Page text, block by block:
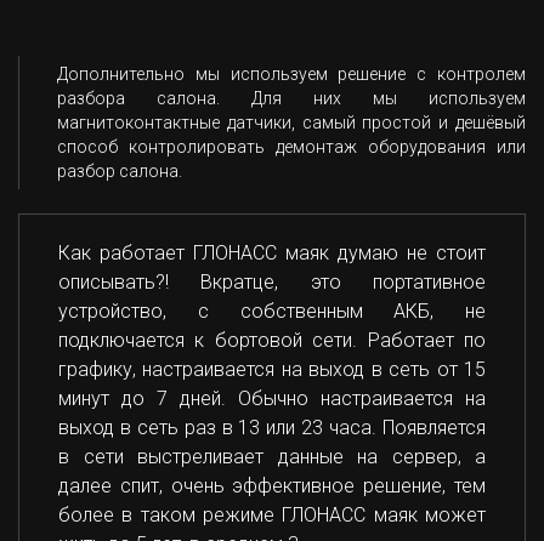
Дополнительно мы используем решение с контролем
разбора салона. Для них мы используем
магнитоконтактные датчики, самый простой и дешёвый
способ контролировать демонтаж оборудования или
разбор салона.
Как работает ГЛОНАСС маяк думаю не стоит
описывать?! Вкратце, это портативное
устройство, с собственным АКБ, не
подключается к бортовой сети. Работает по
графику, настраивается на выход в сеть от 15
минут до 7 дней. Обычно настраивается на
выход в сеть раз в 13 или 23 часа. Появляется
в сети выстреливает данные на сервер, а
далее спит, очень эффективное решение, тем
более в таком режиме ГЛОНАСС маяк может